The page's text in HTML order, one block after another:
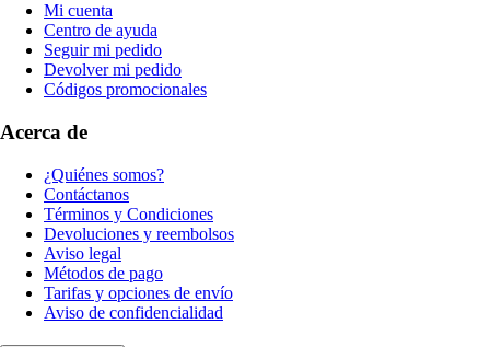
Mi cuenta
Centro de ayuda
Seguir mi pedido
Devolver mi pedido
Códigos promocionales
Acerca de
¿Quiénes somos?
Contáctanos
Términos y Condiciones
Devoluciones y reembolsos
Aviso legal
Métodos de pago
Tarifas y opciones de envío
Aviso de confidencialidad